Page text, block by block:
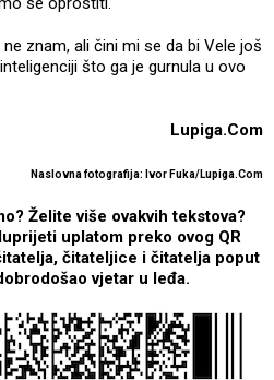
znam, ali čini mi se da bi Vele još
što ga je gurnula u ovo
Lupiga.Com
Naslovna fotografija: Ivor Fuka/Lupiga.Com
Želite više ovakvih tekstova?
uplatom preko ovog QR
čitateljice i čitatelja poput
vjetar u leđa.